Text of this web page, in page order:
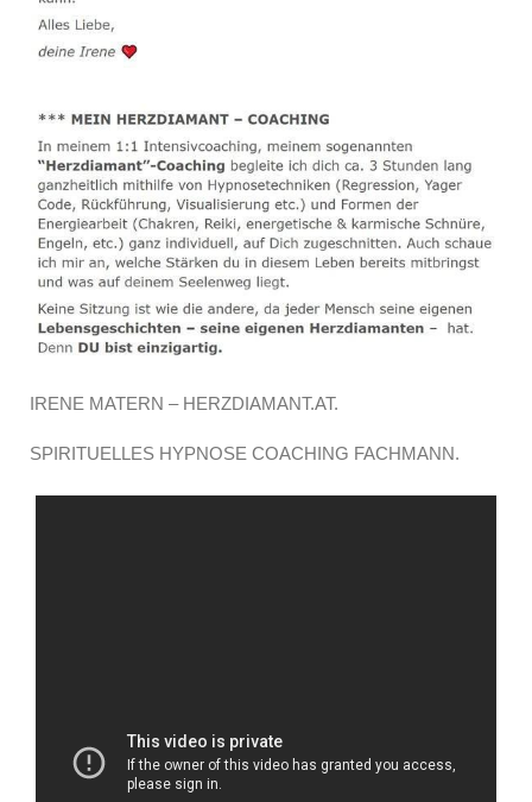
IRENE MATERN – HERZDIAMANT.AT.
SPIRITUELLES HYPNOSE COACHING FACHMANN.